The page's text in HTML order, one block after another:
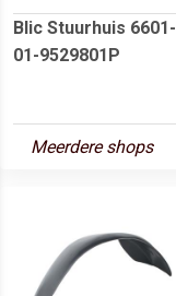
Blic Stuurhuis 6601-
01-9529801P
Meerdere shops